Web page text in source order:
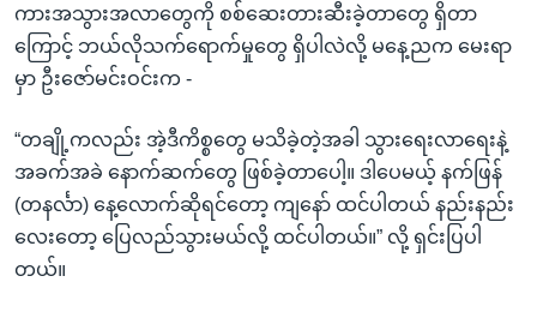
ကားအသွားအလာတွေကို စစ်ဆေးတားဆီးခဲ့တာတွေ ရှိတာ
ကြောင့် ဘယ်လိုသက်ရောက်မှုတွေ ရှိပါလဲလို့ မနေ့ညက မေးရာ
မှာ ဦးဇော်မင်းဝင်းက -
“တချို့ကလည်း အဲ့ဒီကိစ္စတွေ မသိခဲ့တဲ့အခါ သွားရေးလာရေးနဲ့
အခက်အခဲ နောက်ဆက်တွေ ဖြစ်ခဲ့တာပေါ့။ ဒါပေမယ့် နက်ဖြန်
(တနင်္လာ) နေ့လောက်ဆိုရင်တော့ ကျနော် ထင်ပါတယ် နည်းနည်း
လေးတော့ ပြေလည်သွားမယ်လို့ ထင်ပါတယ်။” လို့ ရှင်းပြပါ
တယ်။